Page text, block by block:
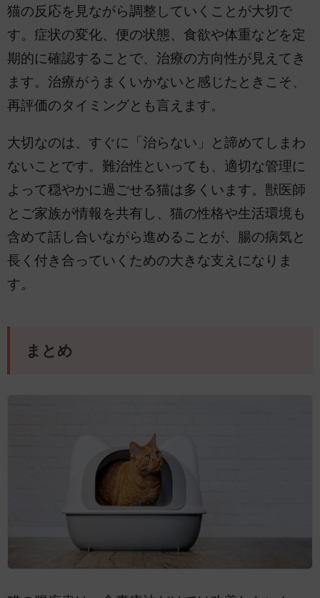
猫の反応を見ながら調整していくことが大切で
す。症状の変化、便の状態、食欲や体重などを定
期的に確認することで、治療の方向性が見えてき
ます。治療がうまくいかないと感じたときこそ、
再評価のタイミングとも言えます。
大切なのは、すぐに「治らない」と諦めてしまわ
ないことです。難治性といっても、適切な管理に
よって穏やかに過ごせる猫は多くいます。獣医師
とご家族が情報を共有し、猫の性格や生活環境も
含めて話し合いながら進めることが、腸の病気と
長く付き合っていくための大きな支えになりま
す。
まとめ